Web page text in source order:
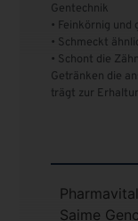
Gentechnik
• Feinkörnig und
• Schmeckt
• Schont die
Getränken die
trägt zur
Saime